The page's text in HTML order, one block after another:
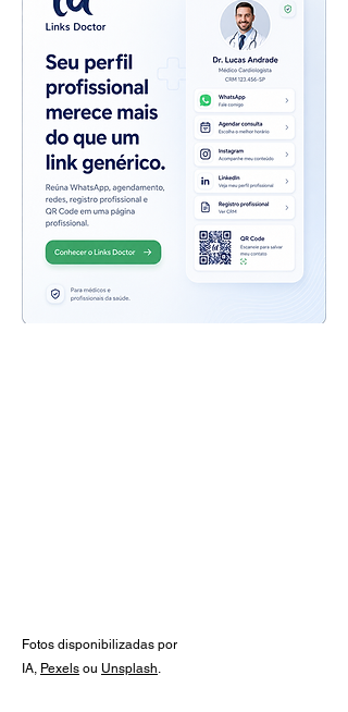
Fotos disponibilizadas por
IA, Pexels ou Unsplash.